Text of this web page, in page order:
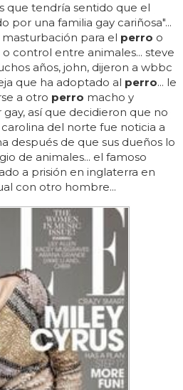
que tendría sentido que el
por una familia gay cariñosa"...
para el perro o
control entre animales... steve
años, john, dijeron a wbbc
que ha adoptado al perro... le
a otro perro macho y
así que decidieron que no
del norte fue noticia a
después de que sus dueños lo
de animales... el famoso
a prisión en inglaterra en
con otro hombre...